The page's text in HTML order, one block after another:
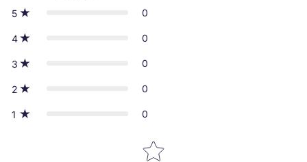
5 0
4 0
3 0
2 0
1 0
Star rating